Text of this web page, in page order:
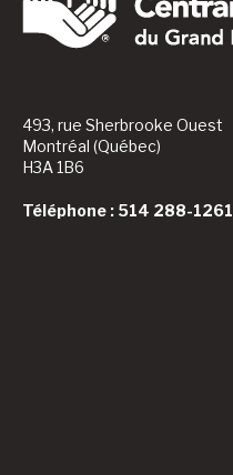
493, rue Sherbrooke Ouest
Montréal (Québec)
H3A 1B6
Téléphone : 514 288-1261